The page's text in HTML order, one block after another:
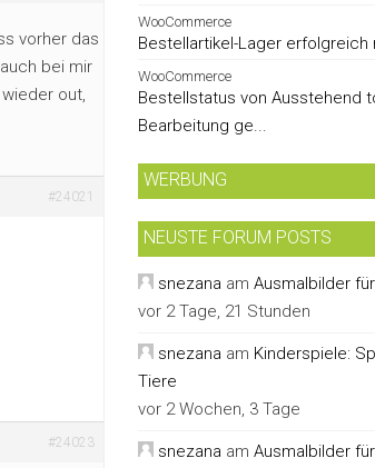
vorher das
bei mir
out,
#24021
#24023
WooCommerce
Bestellartikel-Lager erfolgreich
WooCommerce
Bestellstatus von Ausstehend
Bearbeitung ge...
WERBUNG
NEUSTE FORUM POSTS
snezana am Ausmalbilder
vor 2 Tage, 21 Stunden
snezana am Kinderspiele:
Tiere
vor 2 Wochen, 3 Tage
snezana am Ausmalbilder